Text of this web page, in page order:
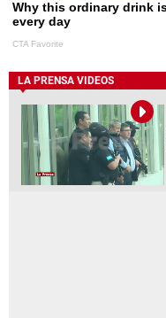
LA PRENSA VIDEOS